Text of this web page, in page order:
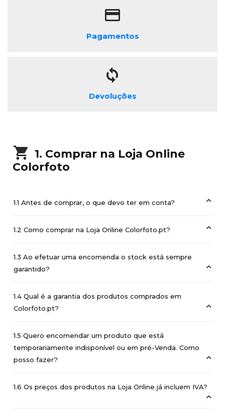
Pagamentos
Devoluções
1. Comprar na Loja Online
Colorfoto
1.1 Antes de comprar, o que devo ter em conta?
1.2 Como comprar na Loja Online Colorfoto.pt?
1.3 Ao efetuar uma encomenda o stock está sempre
garantido?
1.4 Qual é a garantia dos produtos comprados em
Colorfoto.pt?
1.5 Quero encomendar um produto que está
temporariamente indisponível ou em pré-Venda. Como
posso fazer?
1.6 Os preços dos produtos na Loja Online já incluem IVA?